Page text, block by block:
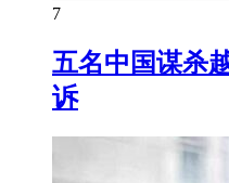
7
五名中国谋杀
诉